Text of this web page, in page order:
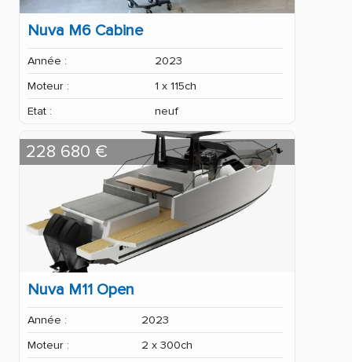
Nuva M6 Cabine
Année :
2023
Moteur :
1 x 115ch
Etat :
neuf
Nuva M11 Open
Année :
2023
Moteur :
2 x 300ch
228 680 €